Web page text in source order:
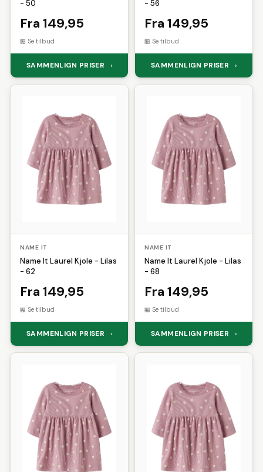
- 50
Fra 149,95
Se tilbud
SAMMENLIGN PRISER ›
- 56
Fra 149,95
Se tilbud
SAMMENLIGN PRISER ›
NAME IT
Name It Laurel Kjole - Lilas
- 62
Fra 149,95
Se tilbud
SAMMENLIGN PRISER ›
NAME IT
Name It Laurel Kjole - Lilas
- 68
Fra 149,95
Se tilbud
SAMMENLIGN PRISER ›